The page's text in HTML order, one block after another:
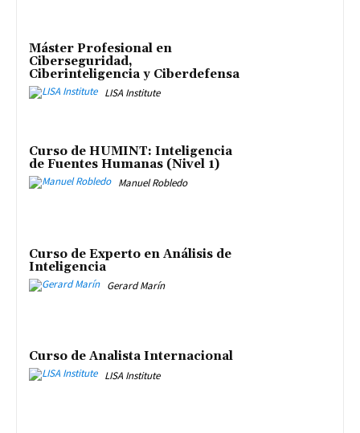
Máster Profesional en
Ciberseguridad,
Ciberinteligencia y Ciberdefensa
LISA Institute
Curso de HUMINT: Inteligencia
de Fuentes Humanas (Nivel 1)
Manuel Robledo
Curso de Experto en Análisis de
Inteligencia
Gerard Marín
Curso de Analista Internacional
LISA Institute